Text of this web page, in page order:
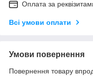
Оплата за
Всі умови оплати
Умови повернення
Повернення товару